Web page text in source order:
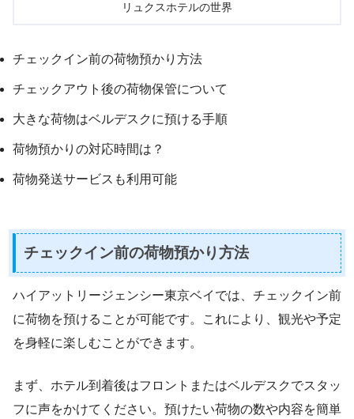
リュクスホテルの世界
チェックイン前の荷物預かり方法
チェックアウト後の荷物保管について
大きな荷物はベルデスクに預ける手順
荷物預かりの対応時間は？
荷物発送サービスも利用可能
チェックイン前の荷物預かり方法
ハイアットリージェンシー東京ベイでは、チェックイン前
に荷物を預けることが可能です。これにより、観光や予定
を身軽に楽しむことができます。
まず、ホテル到着後はフロントまたはベルデスクでスタッ
フに声をかけてください。預けたい荷物の数や内容を簡単